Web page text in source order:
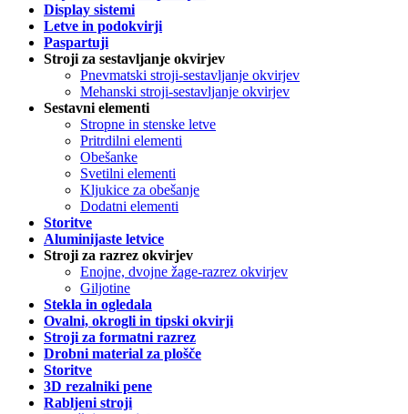
Display sistemi
Letve in podokvirji
Paspartuji
Stroji za sestavljanje okvirjev
Pnevmatski stroji-sestavljanje okvirjev
Mehanski stroji-sestavljanje okvirjev
Sestavni elementi
Stropne in stenske letve
Pritrdilni elementi
Obešanke
Svetilni elementi
Kljukice za obešanje
Dodatni elementi
Storitve
Aluminijaste letvice
Stroji za razrez okvirjev
Enojne, dvojne žage-razrez okvirjev
Giljotine
Stekla in ogledala
Ovalni, okrogli in tipski okvirji
Stroji za formatni razrez
Drobni material za plošče
Storitve
3D rezalniki pene
Rabljeni stroji